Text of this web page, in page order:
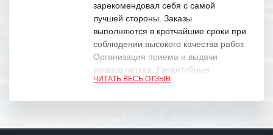
зарекомендовал себя с самой
лучшей стороны. Заказы
выполняются в кротчайшие сроки при
соблюдении высокого качества работ.
Организация приема и выдачи
заказов четкая. Гарантийные
обязательства выполняются в
ЧИТАТЬ ВЕСЬ ОТЗЫВ